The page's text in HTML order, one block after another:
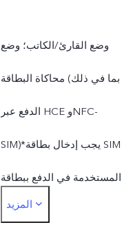
وضع القارئ/الكاتب؛ وضع
محاكاة البطاقة (بما في ذلك
الدفع عبر HCE وNFC-
SIM)*يجب إدخال بطاقة SIM
المستخدمة في الدفع ببطاقة
المزيد